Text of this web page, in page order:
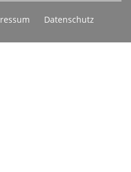
Datenschutz